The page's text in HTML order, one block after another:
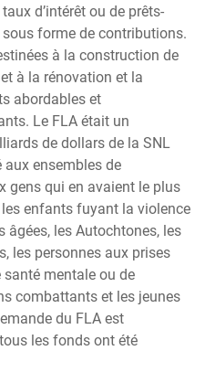
d’intérêt ou de prêts-
forme de contributions.
à la construction de
à la rénovation et la
abordables et
Le FLA était un
de dollars de la SNL
ensembles de
gens qui en avaient le plus
enfants fuyant la violence
âgées, les Autochtones, les
les personnes aux prises
santé mentale ou de
combattants et les jeunes
du FLA est
les fonds ont été